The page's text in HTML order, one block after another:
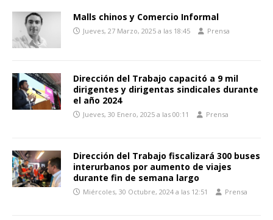
Malls chinos y Comercio Informal
Jueves, 27 Marzo, 2025 a las 18:45 Prensa
Dirección del Trabajo capacitó a 9 mil
dirigentes y dirigentas sindicales durante
el año 2024
Jueves, 30 Enero, 2025 a las 00:11 Prensa
Dirección del Trabajo fiscalizará 300 buses
interurbanos por aumento de viajes
durante fin de semana largo
Miércoles, 30 Octubre, 2024 a las 12:51 Prensa